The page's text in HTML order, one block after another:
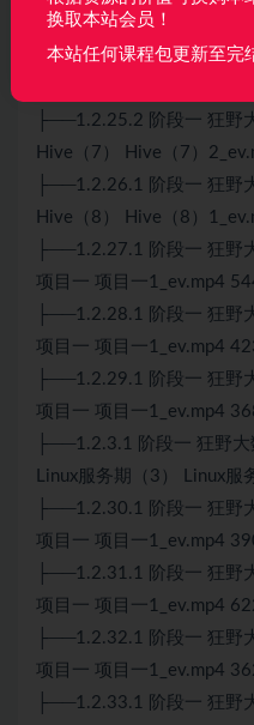
Hive（6） Hive（6）
├──1.2.25.1 阶段一 狂野
├──1.2.25.2 阶段一 狂野
Hive（7） Hive（7）
├──1.2.26.1 阶段一 狂野
Hive（8） Hive（8）
├──1.2.27.1 阶段一 狂野
项目一 项目一1_ev.mp4
├──1.2.28.1 阶段一 狂野
项目一 项目一1_ev.mp4
├──1.2.29.1 阶段一 狂野
项目一 项目一1_ev.mp4
├──1.2.3.1 阶段一 狂野
Linux服务期（3） Linux服
├──1.2.30.1 阶段一 狂野
项目一 项目一1_ev.mp4
├──1.2.31.1 阶段一 狂野
项目一 项目一1_ev.mp4
├──1.2.32.1 阶段一 狂野
项目一 项目一1_ev.mp4
├──1.2.33.1 阶段一 狂野
换取本站会员！
本站任何课程包更新至完